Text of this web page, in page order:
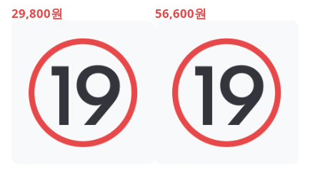
29,800원 56,600원